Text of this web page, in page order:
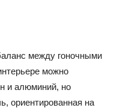
между гоночными
можно
и алюминий, но
ориентированная на